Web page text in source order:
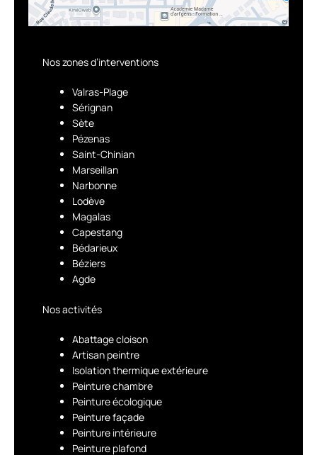
Nos zones d’interventions
Valras-Plage
Sérignan
Sète
Pézenas
Saint-Chinian
Marseillan
Narbonne
Lodève
Magalas
Capestang
Bédarieux
Béziers
Agde
Nos activités
Abattage cloison
Artisan peintre
Isolation thermique extérieure
Peinture chambre
Peinture écologique
Peinture façade
Peinture intérieure
Peinture plafond